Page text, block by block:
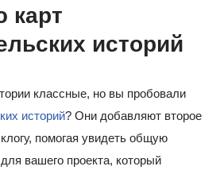
карт
историй
классные, но вы пробовали
историй? Они добавляют второе
помогая увидеть общую
вашего проекта, который